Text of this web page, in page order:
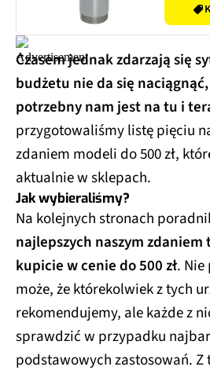
Czasem jednak zdarzają się
budżetu nie da się
potrzebny nam jest na tu i
przygotowaliśmy listę pięciu
zdaniem modeli do 500 zł,
aktualnie w sklepach.
Jak wybieraliśmy?
Na kolejnych stronach
najlepszych naszym
kupicie w cenie do 500 zł. Nie
może, że którekolwiek z tych
rekomendujemy, ale każde z
sprawdzić w przypadku
podstawowych zastosowań. Z